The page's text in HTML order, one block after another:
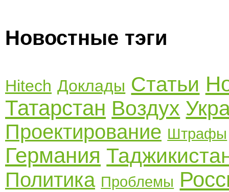
Новостные тэги
Hitech Доклады Статьи
Татарстан Воздух
Проектирование Штрафы
Германия
Политика Проблемы